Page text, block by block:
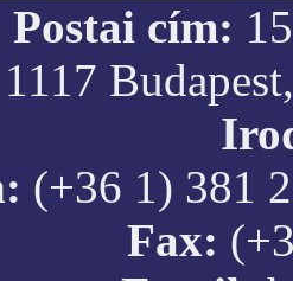
Postai cím:
1117
(+36 1) 381
Fax: